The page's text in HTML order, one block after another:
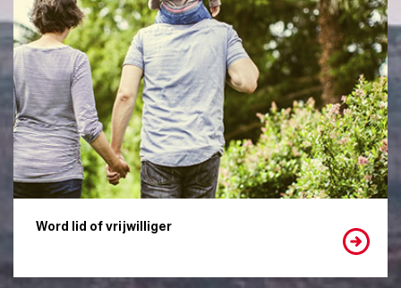
Word lid of vrijwilliger